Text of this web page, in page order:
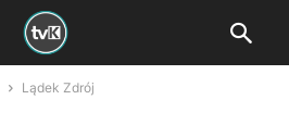
Lądek Zdrój